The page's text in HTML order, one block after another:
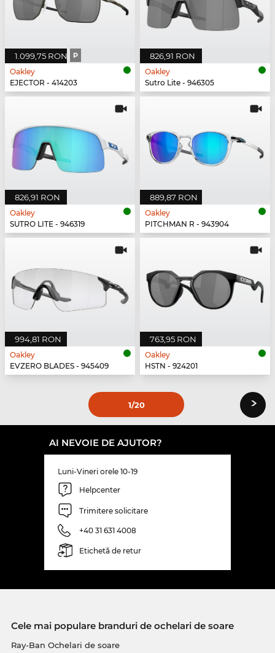
1.099,75 RON P
Oakley
EJECTOR - 414203
826,91 RON
Oakley
Sutro Lite - 946305
826,91 RON
Oakley
SUTRO LITE - 946319
889,87 RON
Oakley
PITCHMAN R - 943904
994,81 RON
Oakley
EVZERO BLADES - 945409
763,95 RON
Oakley
HSTN - 924201
1/20 ›
AI NEVOIE DE AJUTOR?
Luni-Vineri orele 10-19
Helpcenter
Trimitere solicitare
+40 31 631 4008
Etichetă de retur
Cele mai populare branduri de ochelari de soare
Ray-Ban Ochelari de soare